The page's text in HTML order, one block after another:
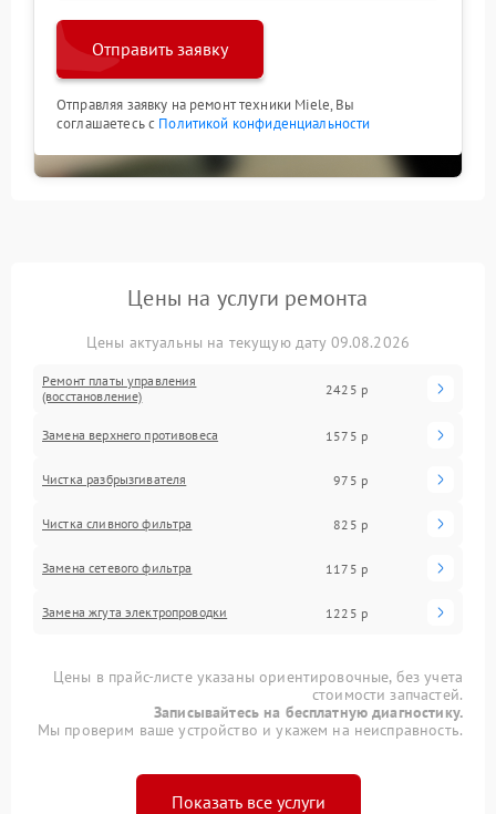
Отправить заявку
Отправляя заявку на ремонт техники Miele, Вы
соглашаетесь с Политикой конфиденциальности
Цены на услуги ремонта
Цены актуальны на текущую дату 09.08.2026
Ремонт платы управления
(восстановление)
2425 р
Замена верхнего противовеса 1575 р
Чистка разбрызгивателя 975 р
Чистка сливного фильтра 825 р
Замена сетевого фильтра 1175 р
Замена жгута электропроводки 1225 р
Цены в прайс-листе указаны ориентировочные, без учета
стоимости запчастей.
Записывайтесь на бесплатную диагностику.
Мы проверим ваше устройство и укажем на неисправность.
Показать все услуги